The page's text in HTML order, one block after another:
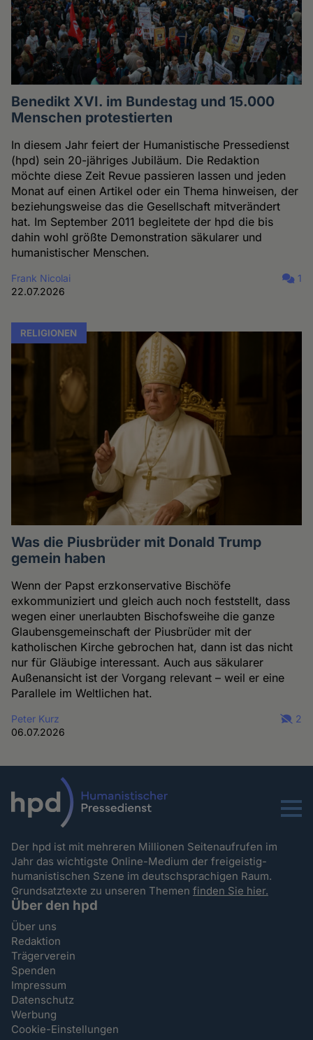
Benedikt XVI. im Bundestag und 15.000
Menschen protestierten
In diesem Jahr feiert der Humanistische Pressedienst
(hpd) sein 20-jähriges Jubiläum. Die Redaktion
möchte diese Zeit Revue passieren lassen und jeden
Monat auf einen Artikel oder ein Thema hinweisen, der
beziehungsweise das die Gesellschaft mitverändert
hat. Im September 2011 begleitete der hpd die bis
dahin wohl größte Demonstration säkularer und
humanistischer Menschen.
Frank Nicolai
22.07.2026
1
RELIGIONEN
Was die Piusbrüder mit Donald Trump
gemein haben
Wenn der Papst erzkonservative Bischöfe
exkommuniziert und gleich auch noch feststellt, dass
wegen einer unerlaubten Bischofsweihe die ganze
Glaubensgemeinschaft der Piusbrüder mit der
katholischen Kirche gebrochen hat, dann ist das nicht
nur für Gläubige interessant. Auch aus säkularer
Außenansicht ist der Vorgang relevant – weil er eine
Parallele im Weltlichen hat.
Peter Kurz
06.07.2026
2
Menu
Der hpd ist mit mehreren Millionen Seitenaufrufen im
Jahr das wichtigste Online-Medium der freigeistig-
humanistischen Szene im deutschsprachigen Raum.
Grundsatztexte zu unseren Themenfinden Sie hier.
Über den hpd
Über uns
Redaktion
Trägerverein
Spenden
Impressum
Datenschutz
Werbung
Cookie-Einstellungen